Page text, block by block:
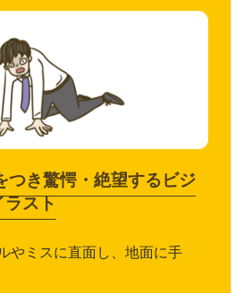
つき驚愕・絶望するビジ
スト
やミスに直面し、地面に手